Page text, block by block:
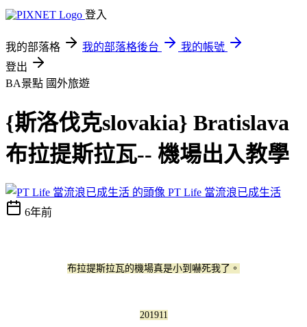
登入
我的部落格 我的部落格後台
我的帳號
登出
BA景點 國外旅遊
{斯洛伐克slovakia} Bratislava
布拉提斯拉瓦-- 機場出入教學
PT Life 當流浪已成生活
6年前
布拉提斯拉瓦的機場真是小到嚇死我了。
201911